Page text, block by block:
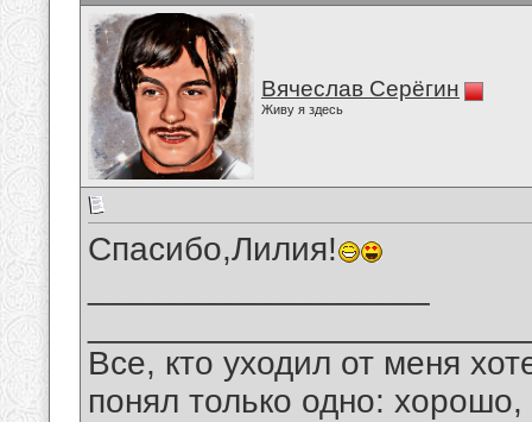
Вячеслав Серёгин
Живу я здесь
Спасибо,Лилия!
Все, кто уходил от меня
понял только одно: